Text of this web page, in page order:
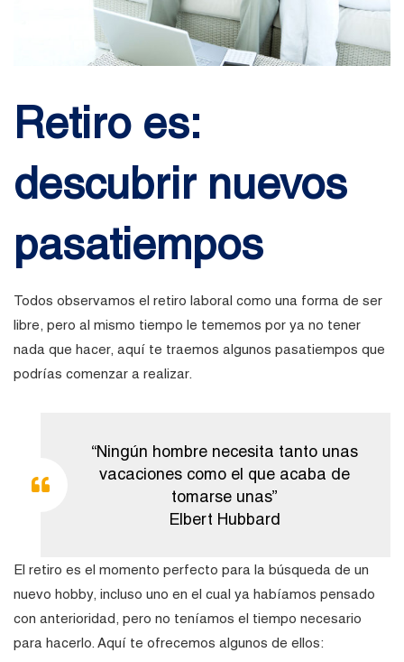
Retiro es:
descubrir nuevos
pasatiempos
Todos observamos el retiro laboral como una forma de ser
libre, pero al mismo tiempo le tememos por ya no tener
nada que hacer, aquí te traemos algunos pasatiempos que
podrías comenzar a realizar.
“Ningún hombre necesita tanto unas
vacaciones como el que acaba de
tomarse unas”
Elbert Hubbard
El retiro es el momento perfecto para la búsqueda de un
nuevo hobby, incluso uno en el cual ya habíamos pensado
con anterioridad, pero no teníamos el tiempo necesario
para hacerlo. Aquí te ofrecemos algunos de ellos: